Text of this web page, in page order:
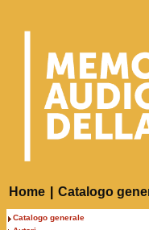
Home Catalogo
Catalogo generale